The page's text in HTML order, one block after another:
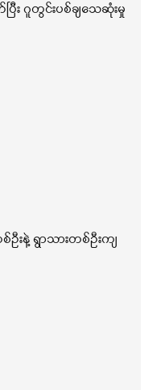
ြီး ဂူတွင်းပစ်ချသေဆုံးမှု
းနဲ့ ရွာသားတစ်ဦးကျ